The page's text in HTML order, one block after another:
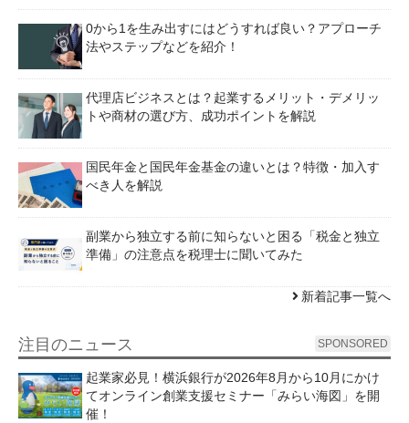
0から1を生み出すにはどうすれば良い？アプローチ
法やステップなどを紹介！
代理店ビジネスとは？起業するメリット・デメリッ
トや商材の選び方、成功ポイントを解説
国民年金と国民年金基金の違いとは？特徴・加入す
べき人を解説
副業から独立する前に知らないと困る「税金と独立
準備」の注意点を税理士に聞いてみた
新着記事一覧へ
注目のニュース SPONSORED
起業家必見！横浜銀行が2026年8月から10月にかけ
てオンライン創業支援セミナー「みらい海図」を開
催！